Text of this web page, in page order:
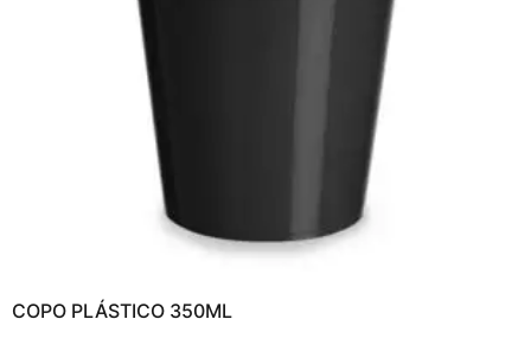
COPO PLÁSTICO 350ML